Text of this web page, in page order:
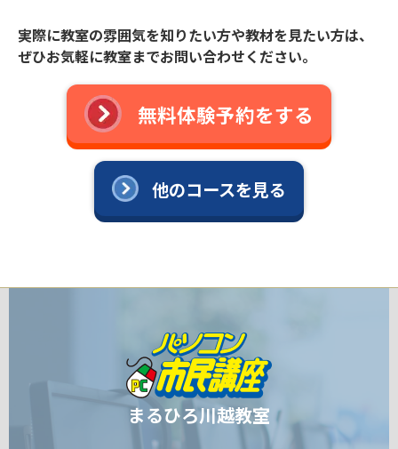
実際に教室の雰囲気を知りたい方や教材を見たい方は、
ぜひお気軽に教室までお問い合わせください。
無料体験予約をする
他のコースを見る
まるひろ川越教室